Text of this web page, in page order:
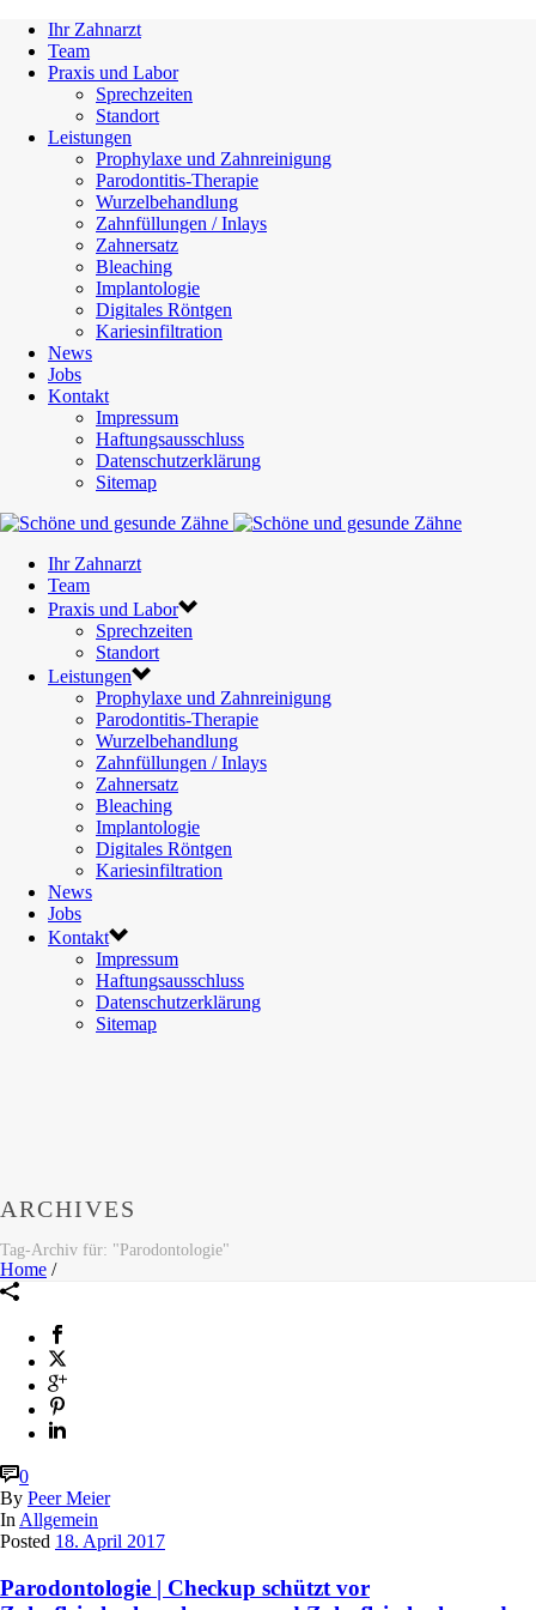
Ihr Zahnarzt
Team
Praxis und Labor
Sprechzeiten
Standort
Leistungen
Prophylaxe und Zahnreinigung
Parodontitis-Therapie
Wurzelbehandlung
Zahnfüllungen / Inlays
Zahnersatz
Bleaching
Implantologie
Digitales Röntgen
Kariesinfiltration
News
Jobs
Kontakt
Impressum
Haftungsausschluss
Datenschutzerklärung
Sitemap
Ihr Zahnarzt
Team
Praxis und Labor
Sprechzeiten
Standort
Leistungen
Prophylaxe und Zahnreinigung
Parodontitis-Therapie
Wurzelbehandlung
Zahnfüllungen / Inlays
Zahnersatz
Bleaching
Implantologie
Digitales Röntgen
Kariesinfiltration
News
Jobs
Kontakt
Impressum
Haftungsausschluss
Datenschutzerklärung
Sitemap
ARCHIVES
Tag-Archiv für: "Parodontologie"
Home /
0
By Peer Meier
In Allgemein
Posted 18. April 2017
Parodontologie | Checkup schützt vor